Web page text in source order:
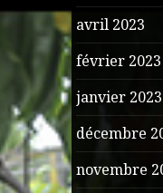
avril 2023
février 2023
janvier 2023
décembre
novembre